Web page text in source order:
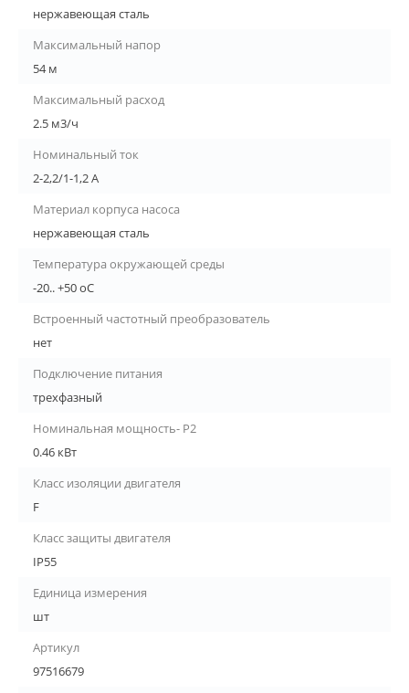
нержавеющая сталь
Максимальный напор
54 м
Максимальный расход
2.5 м3/ч
Номинальный ток
2-2,2/1-1,2 A
Материал корпуса насоса
нержавеющая сталь
Температура окружающей среды
-20.. +50 oC
Встроенный частотный преобразователь
нет
Подключение питания
трехфазный
Номинальная мощность- P2
0.46 кВт
Класс изоляции двигателя
F
Класс защиты двигателя
IP55
Единица измерения
шт
Артикул
97516679